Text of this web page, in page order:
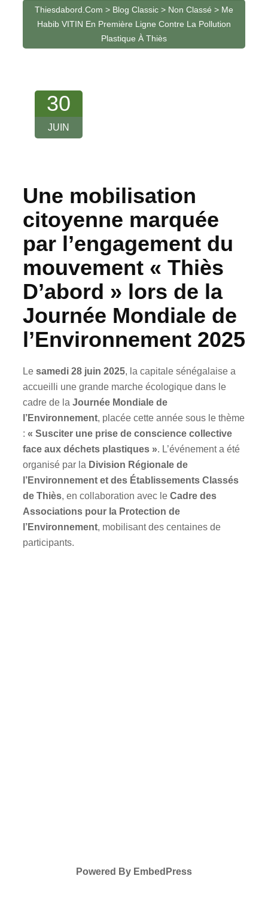
Thiesdabord.com > Blog Classic > Non Classé > Me
Habib VITIN En Première Ligne Contre La Pollution
Plastique À Thiès
30
JUIN
Une mobilisation
citoyenne marquée
par l’engagement du
mouvement « Thiès
D’abord » lors de la
Journée Mondiale de
l’Environnement 2025
Le samedi 28 juin 2025, la capitale sénégalaise a
accueilli une grande marche écologique dans le
cadre de la Journée Mondiale de
l’Environnement, placée cette année sous le thème
: « Susciter une prise de conscience collective
face aux déchets plastiques ». L’événement a été
organisé par la Division Régionale de
l’Environnement et des Établissements Classés
de Thiès, en collaboration avec le Cadre des
Associations pour la Protection de
l’Environnement, mobilisant des centaines de
participants.
Powered By EmbedPress